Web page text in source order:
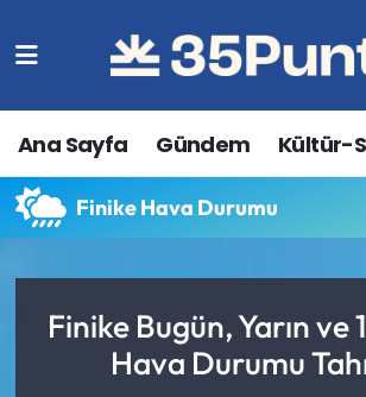
Ana Sayfa Gündem Kültür-
Finike Hava Durumu
Finike Bugün, Yarın ve
Hava Durumu